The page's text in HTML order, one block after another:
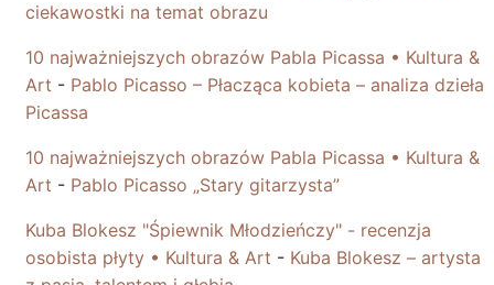
ciekawostki na temat obrazu
10 najważniejszych obrazów Pabla Picassa • Kultura &
Art - Pablo Picasso – Płacząca kobieta – analiza dzieła
Picassa
10 najważniejszych obrazów Pabla Picassa • Kultura &
Art - Pablo Picasso „Stary gitarzysta”
Kuba Blokesz "Śpiewnik Młodzieńczy" - recenzja
osobista płyty • Kultura & Art - Kuba Blokesz – artysta